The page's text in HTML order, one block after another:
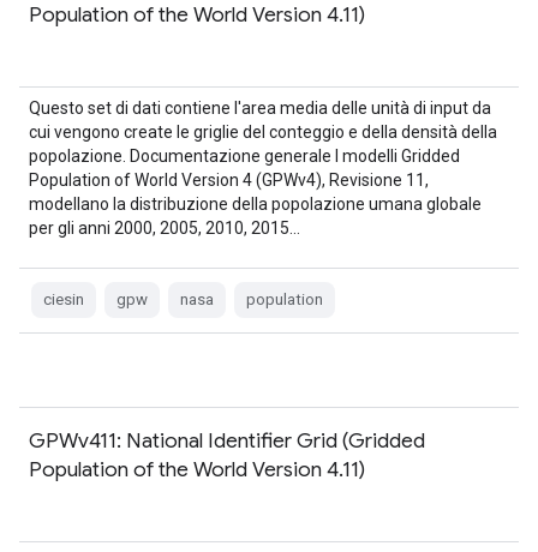
Population of the World Version 4.11)
Questo set di dati contiene l'area media delle unità di input da
cui vengono create le griglie del conteggio e della densità della
popolazione. Documentazione generale I modelli Gridded
Population of World Version 4 (GPWv4), Revisione 11,
modellano la distribuzione della popolazione umana globale
per gli anni 2000, 2005, 2010, 2015…
ciesin gpw nasa population
GPWv411: National Identifier Grid (Gridded
Population of the World Version 4.11)